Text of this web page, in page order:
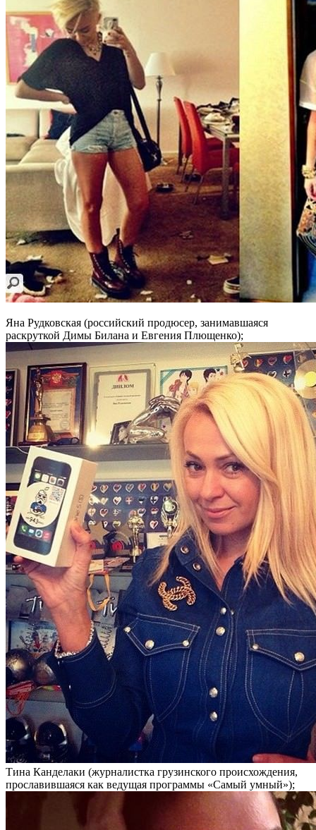
Яна Рудковская (российский продюсер, занимавшаяся
раскруткой Димы Билана и Евгения Плющенко);
Тина Канделаки (журналистка грузинского происхождения,
прославившаяся как ведущая программы «Самый умный»);